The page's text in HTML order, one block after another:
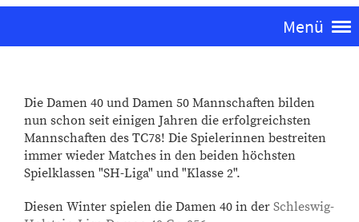
Menü
Die Damen 40 und Damen 50 Mannschaften bilden
nun schon seit einigen Jahren die erfolgreichsten
Mannschaften des TC78! Die Spielerinnen bestreiten
immer wieder Matches in den beiden höchsten
Spielklassen "SH-Liga" und "Klasse 2".
Diesen Winter spielen die Damen 40 in der Schleswig-